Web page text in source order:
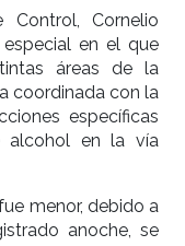
Cornelio
en el que
áreas de la
coordinada con la
específicas
alcohol en la vía
menor, debido a
anoche, se